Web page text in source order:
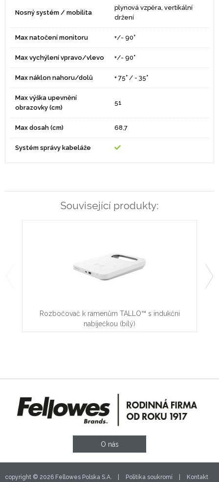
Nosný systém / mobilita
plynová vzpěra, vertikální
držení
Max natočení monitoru +/- 90°
Max vychýlení vpravo/vlevo +/- 90°
Max náklon nahoru/dolů + 75° / - 35°
Max výška upevnění
obrazovky (cm)
51
Max dosah (cm) 68,7
Systém správy kabeláže
Související produkty:
Rozbočovač k ramenům TALLO™ s indukční
nabíječkou (bílý)
O nás
copyright © 2026 Fellowes Polska S.A. | Politika soukromí Kontakt